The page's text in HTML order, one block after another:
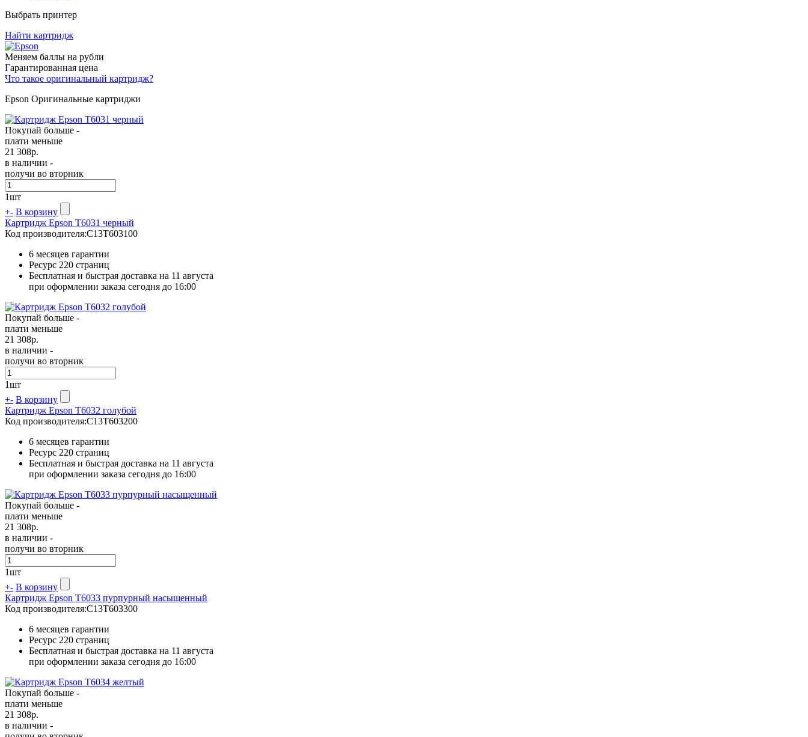
Выбрать принтер
Найти картридж
Меняем баллы на рубли
Гарантированная цена
Что такое оригинальный картридж?
Epson Оригинальные картриджи
Покупай больше -
плати меньше
21 308р.
в наличии -
получи во вторник
1шт
+- В корзину
Картридж Epson T6031 черный
Код производителя:C13T603100
6 месяцев гарантии
Ресурс 220 страниц
Бесплатная и быстрая доставка на 11 августа
при оформлении заказа сегодня до 16:00
Покупай больше -
плати меньше
21 308р.
в наличии -
получи во вторник
1шт
+- В корзину
Картридж Epson T6032 голубой
Код производителя:C13T603200
6 месяцев гарантии
Ресурс 220 страниц
Бесплатная и быстрая доставка на 11 августа
при оформлении заказа сегодня до 16:00
Покупай больше -
плати меньше
21 308р.
в наличии -
получи во вторник
1шт
+- В корзину
Картридж Epson T6033 пурпурный насыщенный
Код производителя:C13T603300
6 месяцев гарантии
Ресурс 220 страниц
Бесплатная и быстрая доставка на 11 августа
при оформлении заказа сегодня до 16:00
Покупай больше -
плати меньше
21 308р.
в наличии -